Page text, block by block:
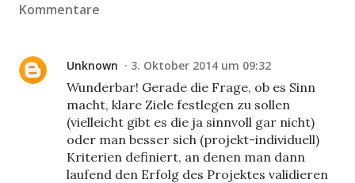
Kommentare
Unknown 3. Oktober 2014 um 09:32
Wunderbar! Gerade die Frage, ob es Sinn
macht, klare Ziele festlegen zu sollen
(vielleicht gibt es die ja sinnvoll gar nicht)
oder man besser sich (projekt-individuell)
Kriterien definiert, an denen man dann
laufend den Erfolg des Projektes validieren